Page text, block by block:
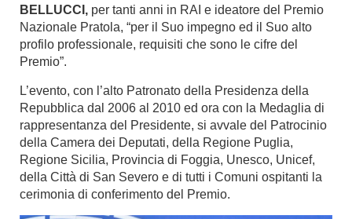
BELLUCCI, per tanti anni in RAI e ideatore del Premio
Nazionale Pratola, “per il Suo impegno ed il Suo alto
profilo professionale, requisiti che sono le cifre del
Premio”.
L’evento, con l’alto Patronato della Presidenza della
Repubblica dal 2006 al 2010 ed ora con la Medaglia di
rappresentanza del Presidente, si avvale del Patrocinio
della Camera dei Deputati, della Regione Puglia,
Regione Sicilia, Provincia di Foggia, Unesco, Unicef,
della Città di San Severo e di tutti i Comuni ospitanti la
cerimonia di conferimento del Premio.